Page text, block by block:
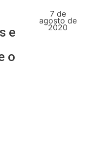
e
o
7 de
agosto de
2020